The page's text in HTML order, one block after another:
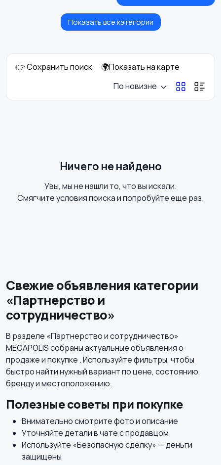
ОборудованиеПоказать все категории
👉 Сохранить поиск
🌍Показать на карте
По новизне
Ничего не найдено
Увы, мы не нашли то, что вы искали.
Смягчите условия поиска и попробуйте еще раз.
Свежие объявления категории
«Партнерство и
сотрудничество»
В разделе «Партнерство и сотрудничество»
MEGAPOLIS собраны актуальные объявления о
продаже и покупке . Используйте фильтры, чтобы
быстро найти нужный вариант по цене, состоянию,
бренду и местоположению.
Полезные советы при покупке
Внимательно смотрите фото и описание
Уточняйте детали в чате с продавцом
Используйте «Безопасную сделку» — деньги
защищены